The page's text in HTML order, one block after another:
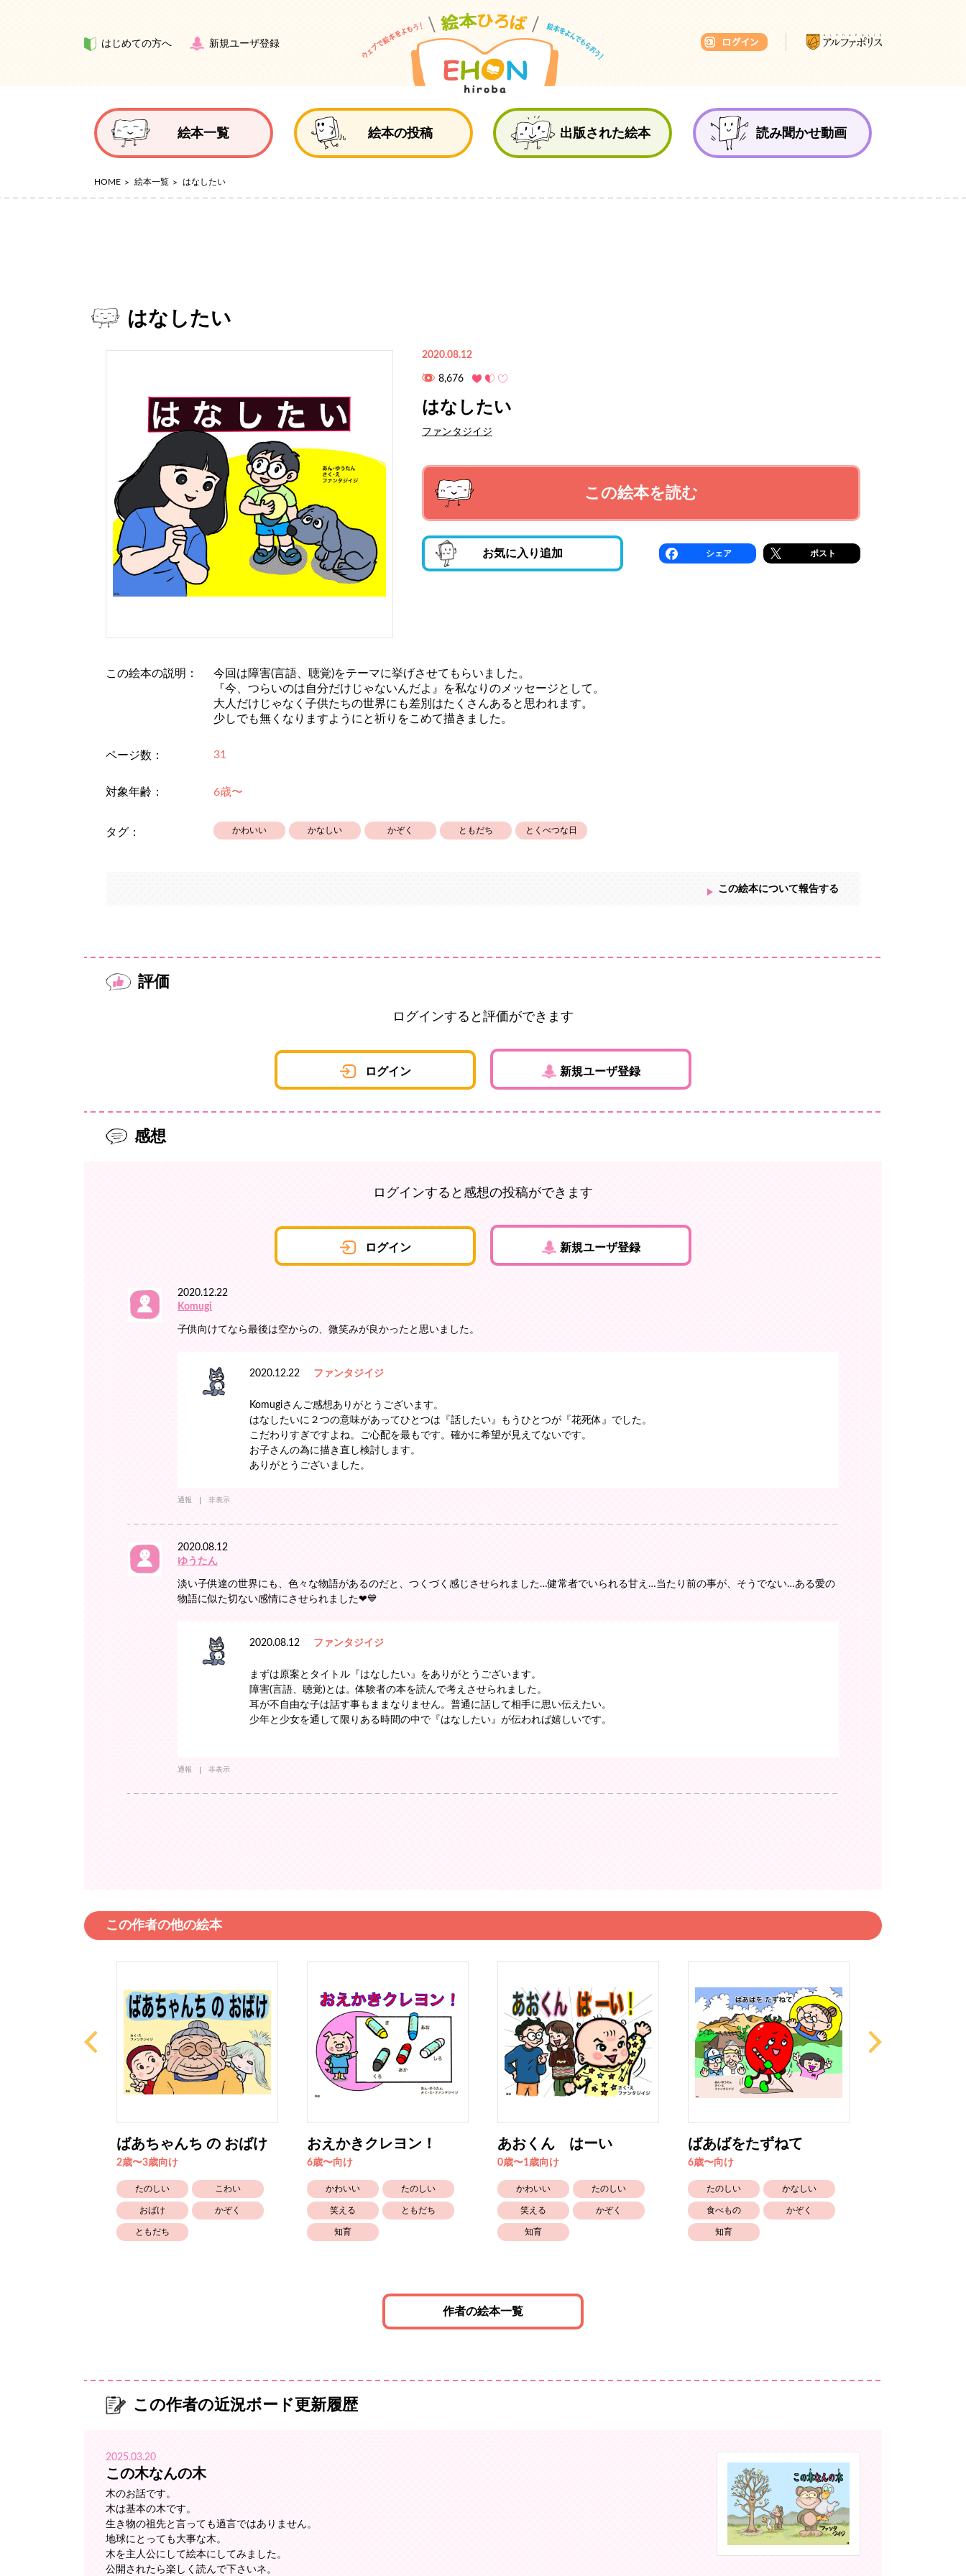
はじめての方へ 新規ユーザ登録
絵本一覧 絵本の投稿 出版された絵本 読み聞かせ動画
HOME 絵本一覧 はなしたい
はなしたい
2020.08.12
8,676
はなしたい
ファンタジイジ
この絵本を読む
お気に入り追加 シェア ポスト
この絵本の説明：
今回は障害(言語、聴覚)をテーマに挙げさせてもらいました。
『今、つらいのは自分だけじゃないんだよ』を私なりのメッセージとして。
大人だけじゃなく子供たちの世界にも差別はたくさんあると思われます。
少しでも無くなりますようにと祈りをこめて描きました。
ページ数： 31
対象年齢： 6歳〜
タグ： かわいい かなしい かぞく ともだち とくべつな日
この絵本について報告する
評価
ログインすると評価ができます
ログイン 新規ユーザ登録
感想
ログインすると感想の投稿ができます
ログイン 新規ユーザ登録
2020.12.22
Komugi
子供向けてなら最後は空からの、微笑みが良かったと思いました。
2020.12.22 ファンタジイジ
Komugiさんご感想ありがとうございます。
はなしたいに２つの意味があってひとつは『話したい』もうひとつが『花死体』でした。
こだわりすぎですよね。ご心配を最もです。確かに希望が見えてないです。
お子さんの為に描き直し検討します。
ありがとうございました。
通報 非表示
2020.08.12
ゆうたん
淡い子供達の世界にも、色々な物語があるのだと、つくづく感じさせられました…健常者でいられる甘え…当たり前の事が、そうでない…ある愛の
物語に似た切ない感情にさせられました❤💙
2020.08.12 ファンタジイジ
まずは原案とタイトル『はなしたい』をありがとうございます。
障害(言語、聴覚)とは。体験者の本を読んで考えさせられました。
耳が不自由な子は話す事もままなりません。普通に話して相手に思い伝えたい。
少年と少女を通して限りある時間の中で『はなしたい』が伝われば嬉しいです。
通報 非表示
この作者の他の絵本
ばあちゃんち の おばけ
2歳〜3歳向け
たのしい こわい
おばけ かぞく
ともだち
おえかきクレヨン！
6歳〜向け
かわいい たのしい
笑える ともだち
知育
あおくん はーい
0歳〜1歳向け
かわいい たのしい
笑える かぞく
知育
ばあばをたずねて
6歳〜向け
たのしい かなしい
食べもの かぞく
知育
作者の絵本一覧
この作者の近況ボード更新履歴
2025.03.20
この木なんの木
木のお話です。
木は基本の木です。
生き物の祖先と言っても過言ではありません。
地球にとっても大事な木。
木を主人公にして絵本にしてみました。
公開されたら楽しく読んで下さいネ。